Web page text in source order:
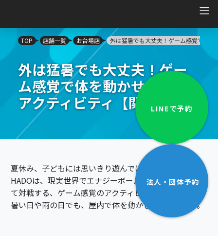
TOP 店舗一覧 お台場店 外は猛暑でも大丈夫！ゲーム感覚で体を
外は猛暑でも大丈夫！ゲー
ム感覚で体を動かせる屋内
アクティビティ【関東】
LINEで予約
法人・団体予約
夏休み、子どもには思いきり遊んでほしい。
HADOは、現実世界でエナジーボールやシールドを使っ
て対戦する、ゲーム感覚のアクティビティです。
暑い日や雨の日でも、屋内で体を動かして楽しめます。